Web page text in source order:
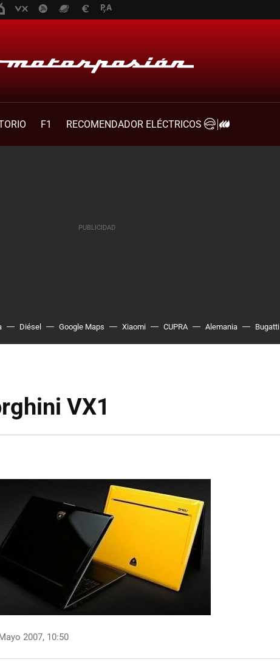
F1
RECOMENDADOR ELÉCTRICOS
Diésel Google Maps Xiaomi CUPRA Alemania Bugatti
VX1
2007, 10:50